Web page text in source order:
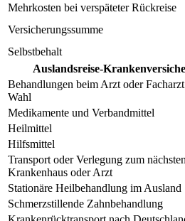
Mehrkosten bei verspäteter Rückreise
Versicherungssumme
Selbstbehalt
Auslandsreise-
Behandlungen beim Arzt oder
Wahl
Medikamente und Verbandmittel
Heilmittel
Hilfsmittel
Transport oder Verlegung zum nächsten
Krankenhaus oder Arzt
Stationäre Heilbehandlung im Ausland
Schmerzstillende Zahnbehandlung